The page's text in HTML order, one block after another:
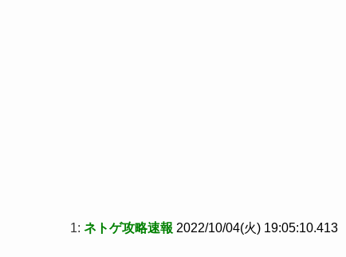
1: ネトゲ攻略速報 2022/10/04(火) 19:05:10.413